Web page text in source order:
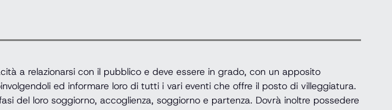
a relazionarsi con il pubblico e deve essere in grado, con un apposito
ed informare loro di tutti i vari eventi che offre il posto di villeggiatura.
del loro soggiorno, accoglienza, soggiorno e partenza. Dovrà inoltre possedere